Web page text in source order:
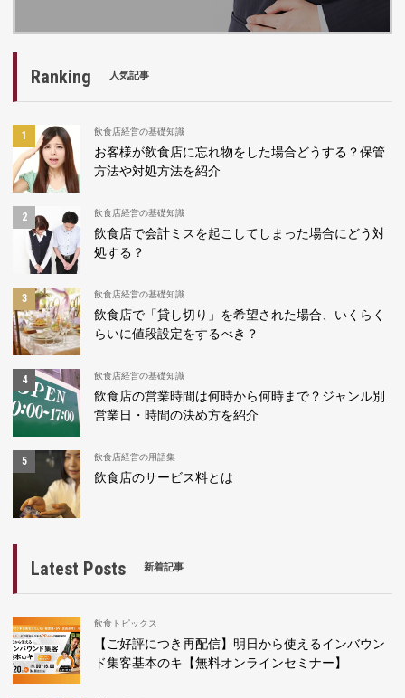
Ranking 人気記事
飲食店経営の基礎知識
お客様が飲食店に忘れ物をした場合どうする？保管
方法や対処方法を紹介
飲食店経営の基礎知識
飲食店で会計ミスを起こしてしまった場合にどう対
処する？
飲食店経営の基礎知識
飲食店で「貸し切り」を希望された場合、いくらく
らいに値段設定をするべき？
飲食店経営の基礎知識
飲食店の営業時間は何時から何時まで？ジャンル別
営業日・時間の決め方を紹介
飲食店経営の用語集
飲食店のサービス料とは
Latest Posts 新着記事
飲食トピックス
【ご好評につき再配信】明日から使えるインバウン
ド集客基本のキ【無料オンラインセミナー】